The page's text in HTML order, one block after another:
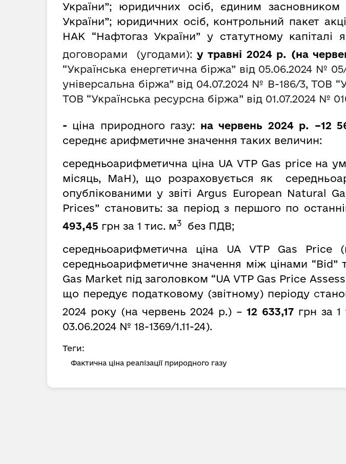
України”; юридичних осіб, єдиним
України”; юридичних осіб, контрольний пакет
НАК “Нафтогаз України” у статутному капіталі
договорами (угодами): у травні 2024 р. (на
“Українська енергетична біржа” від 05.06.2024 №
універсальна біржа” від 04.07.2024 № В-186/3, ТОВ
ТОВ “Українська ресурсна біржа” від 01.07.2024 №
- ціна природного газу: на червень 2024 р. –12
середнє арифметичне значення таких величин:
середньоарифметична ціна UA VTP Gas price на
місяць, MaH), що розраховується як
опублікованими у звіті Argus European Natural
Prices” становить: за період з першого по
493,45 грн за 1 тис. м3
без ПДВ;
середньоарифметична ціна UA VTP Gas Price
середньоарифметичне значення між цінами “Bid”
Gas Market під заголовком “UA VTP Gas Price
що передує податковому (звітному) періодус
2024 року (на червень 2024 р.) –12 633,17 грн за
03.06.2024 № 18-1369/1.11-24).
Теги:
Фактична ціна реалізації природного газу